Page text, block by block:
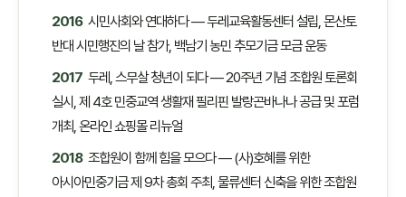
2016 시민사회와 연대하다 — 두레교육활동센터 설립, 몬산토
반대 시민행진의 날 참가, 백남기 농민 추모기금 모금 운동
2017 두레, 스무살 청년이 되다 — 20주년 기념 조합원 토론회
실시, 제 4호 민중교역 생활재 필리핀 발랑곤바나나 공급 및 포럼
개최, 온라인 쇼핑몰 리뉴얼
2018 조합원이 함께 힘을 모으다 — (사)호혜를 위한
아시아민중기금 제 9차 총회 주최, 물류센터 신축을 위한 조합원